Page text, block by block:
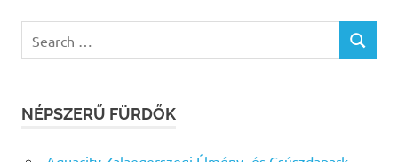
for:
SEARCH
NÉPSZERŰ FÜRDŐK